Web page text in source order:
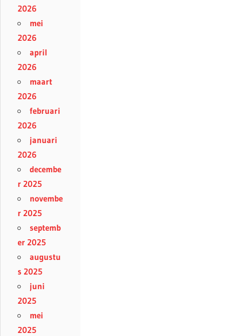
2026
mei
2026
april
2026
maart
2026
februari
2026
januari
2026
decembe
r 2025
novembe
r 2025
septemb
er 2025
augustu
s 2025
juni
2025
mei
2025